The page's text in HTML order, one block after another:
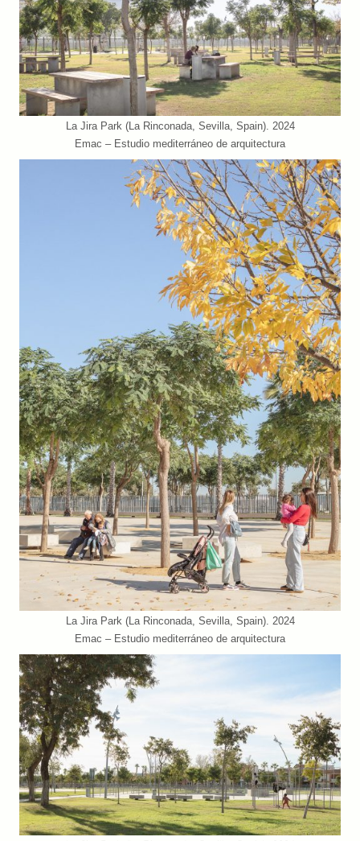
La Jira Park (La Rinconada, Sevilla, Spain). 2024
Emac – Estudio mediterráneo de arquitectura
La Jira Park (La Rinconada, Sevilla, Spain). 2024
Emac – Estudio mediterráneo de arquitectura